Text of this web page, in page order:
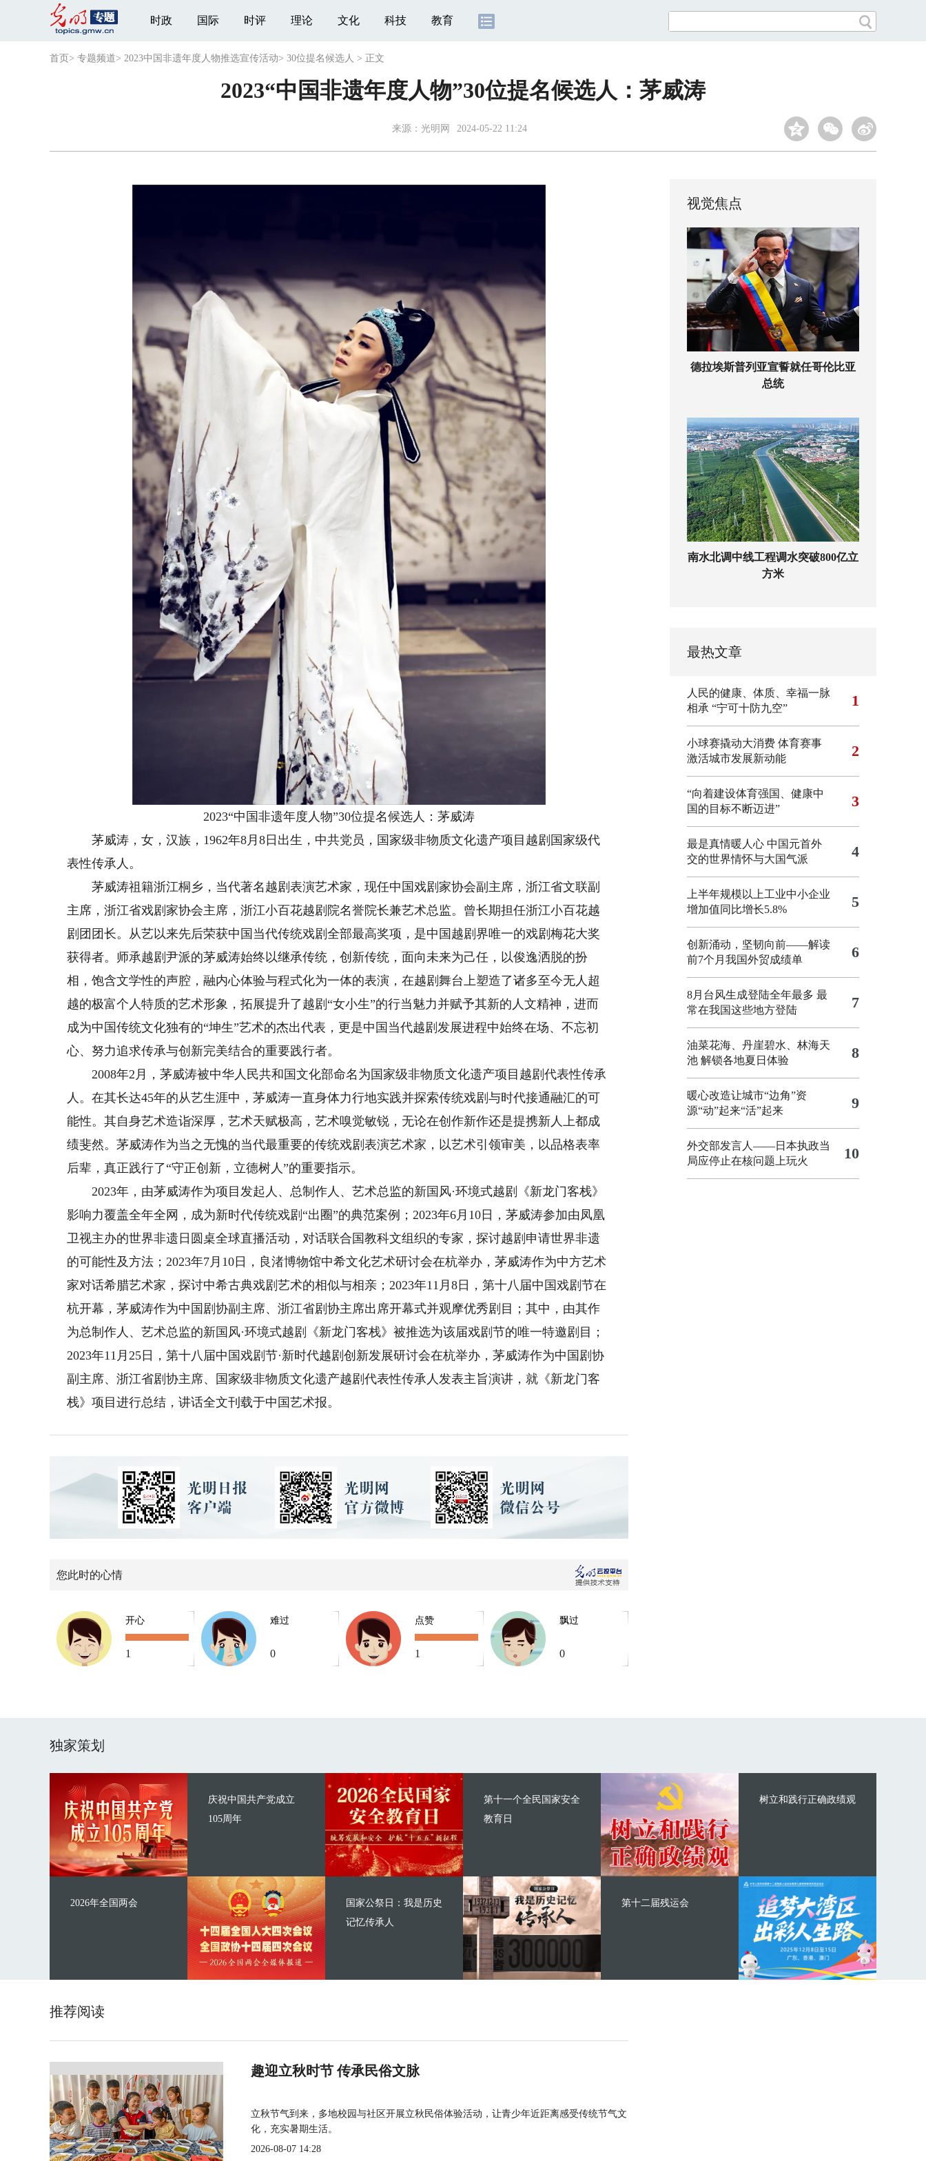
时政 国际 时评 理论 文化 科技 教育
首页 > 专题频道> 2023中国非遗年度人物推选宣传活动> 30位提名候选人 > 正文
2023“中国非遗年度人物”30位提名候选人：茅威涛
来源： 光明网 2024-05-22 11:24
2023“中国非遗年度人物”30位提名候选人：茅威涛
茅威涛，女，汉族，1962年8月8日出生，中共党员，国家级非物质文化遗产项目越剧国家级代
表性传承人。
茅威涛祖籍浙江桐乡，当代著名越剧表演艺术家，现任中国戏剧家协会副主席，浙江省文联副
主席，浙江省戏剧家协会主席，浙江小百花越剧院名誉院长兼艺术总监。曾长期担任浙江小百花越
剧团团长。从艺以来先后荣获中国当代传统戏剧全部最高奖项，是中国越剧界唯一的戏剧梅花大奖
获得者。师承越剧尹派的茅威涛始终以继承传统，创新传统，面向未来为己任，以俊逸洒脱的扮
相，饱含文学性的声腔，融内心体验与程式化为一体的表演，在越剧舞台上塑造了诸多至今无人超
越的极富个人特质的艺术形象，拓展提升了越剧“女小生”的行当魅力并赋予其新的人文精神，进而
成为中国传统文化独有的“坤生”艺术的杰出代表，更是中国当代越剧发展进程中始终在场、不忘初
心、努力追求传承与创新完美结合的重要践行者。
2008年2月，茅威涛被中华人民共和国文化部命名为国家级非物质文化遗产项目越剧代表性传承
人。在其长达45年的从艺生涯中，茅威涛一直身体力行地实践并探索传统戏剧与时代接通融汇的可
能性。其自身艺术造诣深厚，艺术天赋极高，艺术嗅觉敏锐，无论在创作新作还是提携新人上都成
绩斐然。茅威涛作为当之无愧的当代最重要的传统戏剧表演艺术家，以艺术引领审美，以品格表率
后辈，真正践行了“守正创新，立德树人”的重要指示。
2023年，由茅威涛作为项目发起人、总制作人、艺术总监的新国风·环境式越剧《新龙门客栈》
影响力覆盖全年全网，成为新时代传统戏剧“出圈”的典范案例；2023年6月10日，茅威涛参加由凤凰
卫视主办的世界非遗日圆桌全球直播活动，对话联合国教科文组织的专家，探讨越剧申请世界非遗
的可能性及方法；2023年7月10日，良渚博物馆中希文化艺术研讨会在杭举办，茅威涛作为中方艺术
家对话希腊艺术家，探讨中希古典戏剧艺术的相似与相亲；2023年11月8日，第十八届中国戏剧节在
杭开幕，茅威涛作为中国剧协副主席、浙江省剧协主席出席开幕式并观摩优秀剧目；其中，由其作
为总制作人、艺术总监的新国风·环境式越剧《新龙门客栈》被推选为该届戏剧节的唯一特邀剧目；
2023年11月25日，第十八届中国戏剧节·新时代越剧创新发展研讨会在杭举办，茅威涛作为中国剧协
副主席、浙江省剧协主席、国家级非物质文化遗产越剧代表性传承人发表主旨演讲，就《新龙门客
栈》项目进行总结，讲话全文刊载于中国艺术报。
您此时的心情
开心
1
难过
0
点赞
1
飘过
0
视觉焦点
德拉埃斯普列亚宣誓就任哥伦比亚
总统
南水北调中线工程调水突破800亿立
方米
最热文章
人民的健康、体质、幸福一脉
相承 “宁可十防九空” 1
小球赛撬动大消费 体育赛事
激活城市发展新动能
2
“向着建设体育强国、健康中
国的目标不断迈进”
3
最是真情暖人心 中国元首外
交的世界情怀与大国气派
4
上半年规模以上工业中小企业
增加值同比增长5.8%
5
创新涌动，坚韧向前——解读
前7个月我国外贸成绩单
6
8月台风生成登陆全年最多 最
常在我国这些地方登陆
7
油菜花海、丹崖碧水、林海天
池 解锁各地夏日体验
8
暖心改造让城市“边角”资
源“动”起来“活”起来
9
外交部发言人——日本执政当
局应停止在核问题上玩火
10
独家策划
庆祝中国共产党成立
105周年
2026年全国两会
第十一个全民国家安全
教育日
国家公祭日：我是历史
记忆传承人
树立和践行正确政绩观
第十二届残运会
推荐阅读
趣迎立秋时节 传承民俗文脉
立秋节气到来，多地校园与社区开展立秋民俗体验活动，让青少年近距离感受传统节气文
化，充实暑期生活。
2026-08-07 14:28